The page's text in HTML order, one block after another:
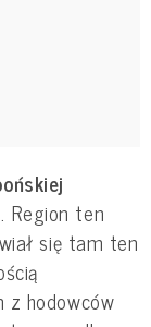
Region ten
się tam ten
z hodowców